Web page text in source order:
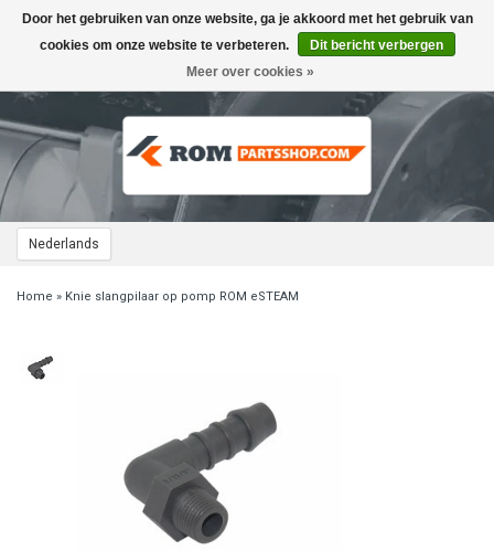
Nederlands
Toggle
navigation
Home » Knie slangpilaar op pomp ROM eSTEAM
Door het gebruiken van onze website, ga je akkoord met het gebruik van
cookies om onze website te verbeteren.
Dit bericht verbergen
Meer over cookies »